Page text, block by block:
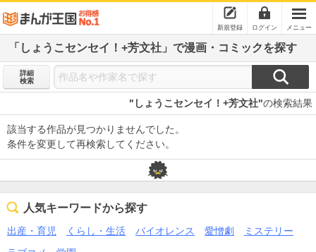
新規登録 ログイン メニュー
「しょうこセンセイ！+芳文社」で漫画・コミックを探す
詳細
検索
"しょうこセンセイ！+芳文社"の検索結果
該当する作品が見つかりませんでした。
条件を変更して再検索してください。
人気キーワードから探す
出産・育児 くらし・生活 バイオレンス 愛憎劇
ミステリー